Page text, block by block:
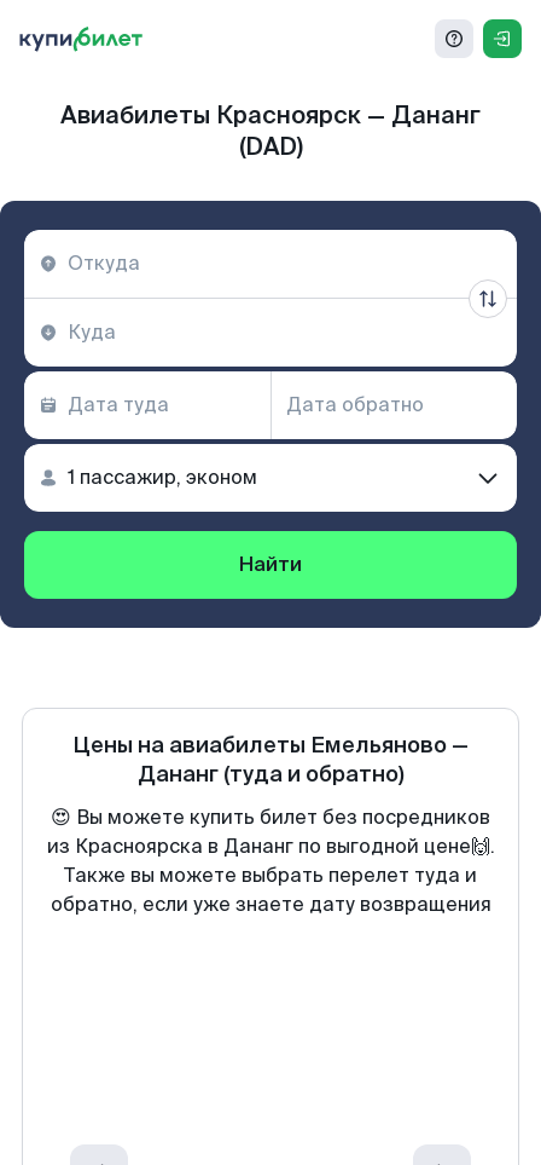
Авиабилеты Красноярск — Дананг
(DAD)
Найти
Цены на авиабилеты Емельяново —
Дананг (туда и обратно)
😍 Вы можете купить билет без посредников
из Красноярска в Дананг по выгодной цене🙌.
Также вы можете выбрать перелет туда и
обратно, если уже знаете дату возвращения